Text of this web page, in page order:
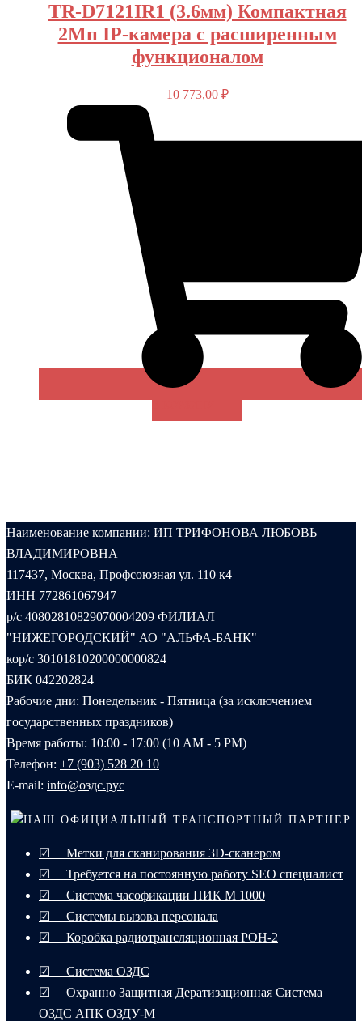
TR-D7121IR1 (3.6мм) Компактная
2Мп IP-камера с расширенным
функционалом
10 773,00 ₽
Наименование компании: ИП ТРИФОНОВА ЛЮБОВЬ
ВЛАДИМИРОВНА
117437, Москва, Профсоюзная ул. 110 к4
ИНН 772861067947
р/с 40802810829070004209 ФИЛИАЛ
"НИЖЕГОРОДСКИЙ" АО "АЛЬФА-БАНК"
кор/с 30101810200000000824
БИК 042202824
Рабочие дни: Понедельник - Пятница (за исключением
государственных праздников)
Время работы: 10:00 - 17:00 (10 AM - 5 PM)
Телефон: +7 (903) 528 20 10‬
E-mail: info@оздс.рус
НАШ ОФИЦИАЛЬНЫЙ ТРАНСПОРТНЫЙ ПАРТНЕР
☑ Метки для сканирования 3D-сканером
☑ Требуется на постоянную работу SEO специалист
☑ Система часофикации ПИК М 1000
☑ Системы вызова персонала
☑ Коробка радиотрансляционная РОН-2
☑ Система ОЗДС
☑ Охранно Защитная Дератизационная Система
ОЗДС АПК ОЗДУ-М